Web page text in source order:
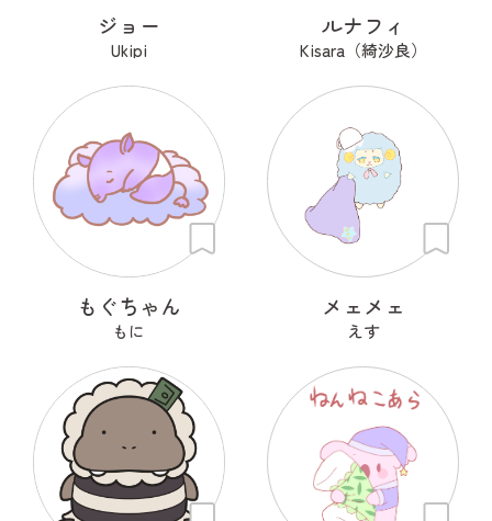
ジョー
Ukipi
ルナフィ
Kisara（綺沙良）
もぐちゃん
もに
メェメェ
えす